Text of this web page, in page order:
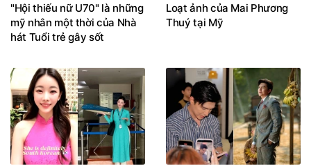
"Hội thiếu nữ U70" là những
mỹ nhân một thời của Nhà
hát Tuổi trẻ gây sốt
Loạt ảnh của Mai Phương
Thuý tại Mỹ